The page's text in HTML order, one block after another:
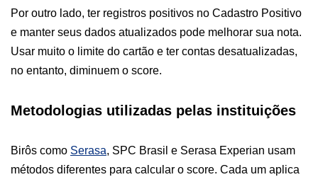
Por outro lado, ter registros positivos no Cadastro Positivo
e manter seus dados atualizados pode melhorar sua nota.
Usar muito o limite do cartão e ter contas desatualizadas,
no entanto, diminuem o score.
Metodologias utilizadas pelas instituições
Birôs como Serasa, SPC Brasil e Serasa Experian usam
métodos diferentes para calcular o score. Cada um aplica